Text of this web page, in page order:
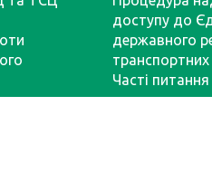
доступу до
державного
транспортних
Часті питання